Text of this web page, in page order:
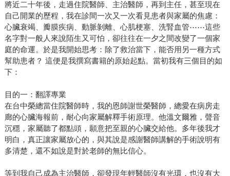
將近二十年後，走過住院醫師、主治醫師，再到主任，甚至現在
自己開業的歷程，我在診間一次又一次看見患者與家屬的焦慮：
心臟衰竭、瓣膜疾病、動脈剝離、心肌梗塞、洗腎血管⋯⋯這些
名字對一般人來說陌生又可怕，卻往往在一夕之間改變了一個家
庭的命運。於是我開始思考：除了救治當下，能否用另一種方式
幫助患者？ 這便是我撰寫書籍的原始起點。當初我有三個目的如
下：
目的一：翻譯專業
在台中榮總當住院醫師時，我的恩師謝世榮醫師，總愛在病房走
廊的心臟海報前，耐心向家屬解釋手術原理。他溫文爾雅，聲音
沉穩，家屬聽了都點頭，願意把至親的心臟交給他。多年後我才
明白，真正讓家屬放心的，與其說是感謝醫師講解的手術說明有
多清楚，還不如說是對於老師的無比信心。
等到我自己成為主治醫師，卻發現年輕醫師沒有光環，也沒有大